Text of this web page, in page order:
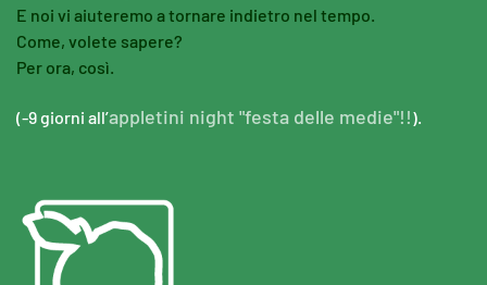
E noi vi aiuteremo a tornare indietro nel tempo.
Come, volete sapere?
Per ora, così.
(-9 giorni all’appletini night "festa delle medie"!!).